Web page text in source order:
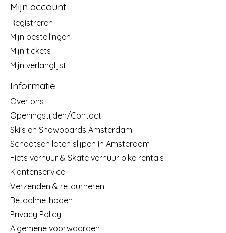
Mijn account
Registreren
Mijn bestellingen
Mijn tickets
Mijn verlanglijst
Informatie
Over ons
Openingstijden/Contact
Ski's en Snowboards Amsterdam
Schaatsen laten slijpen in Amsterdam
Fiets verhuur & Skate verhuur bike rentals
Klantenservice
Verzenden & retourneren
Betaalmethoden
Privacy Policy
Algemene voorwaarden